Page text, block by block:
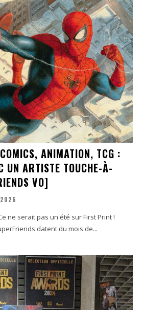
ANIMATION, TCG :
UN ARTISTE TOUCHE-À-
VO]
ne serait pas un été sur First Print !
datent du mois de...